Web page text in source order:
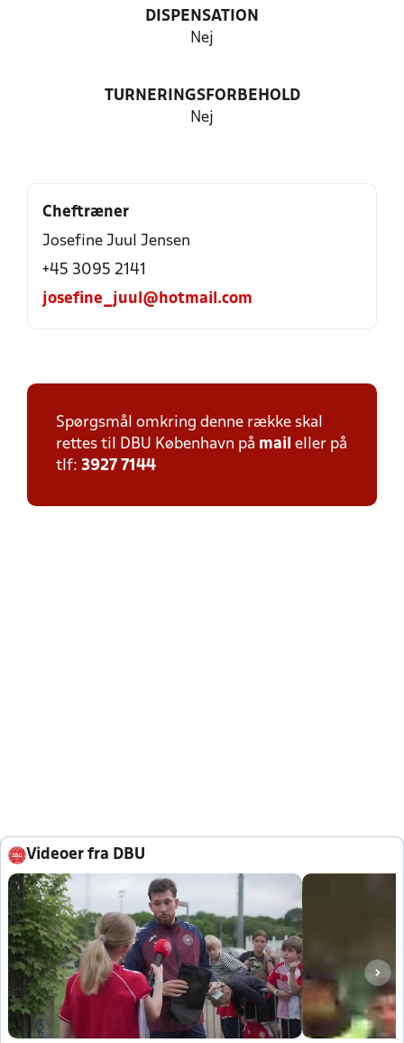
DISPENSATION
Nej
TURNERINGSFORBEHOLD
Nej
Cheftræner
Josefine Juul Jensen
+45 3095 2141
josefine_juul@hotmail.com
Spørgsmål omkring denne række skal
rettes til DBU København på mail eller på
tlf: 3927 7144
Videoer fra DBU